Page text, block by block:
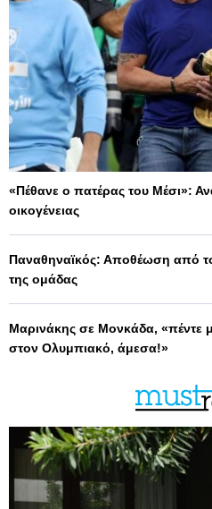
«Πέθανε ο πατέρας του Μέσι»:
οικογένειας
Παναθηναϊκός: Αποθέωση από
της ομάδας
Μαρινάκης σε Μονκάδα, «πέντε
στον Ολυμπιακό, άμεσα!»